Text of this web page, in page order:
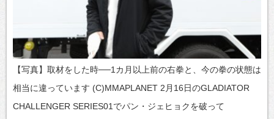
【写真】取材をした時──1カ月以上前の右拳と、今の拳の状態は
相当に違っています (C)MMAPLANET 2月16日のGLADIATOR
CHALLENGER SERIES01でパン・ジェヒョクを破って